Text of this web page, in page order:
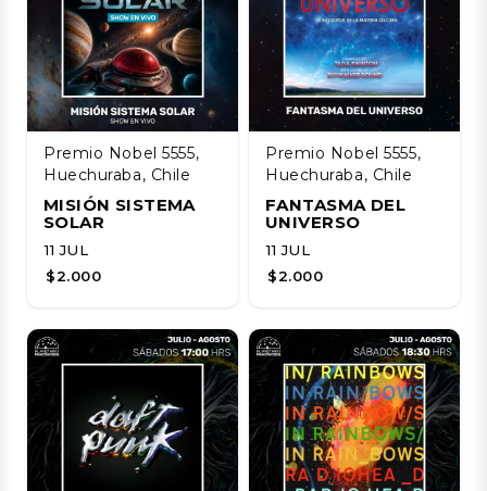
Premio Nobel 5555,
Huechuraba, Chile
MISIÓN SISTEMA
SOLAR
11 JUL
$2.000
Premio Nobel 5555,
Huechuraba, Chile
FANTASMA DEL
UNIVERSO
11 JUL
$2.000